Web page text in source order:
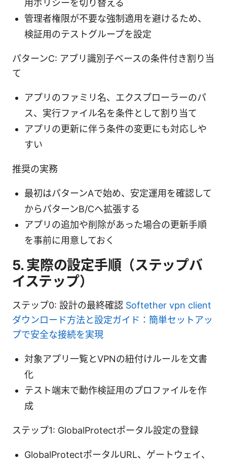
用ポリシーを切り替える
管理者権限が不要な強制適用を避けるため、
検証用のテストグループを設定
パターンC: アプリ識別子ベースの条件付き割り当
て
アプリのファミリ名、エクスプローラーのパ
ス、実行ファイル名を条件として割り当て
アプリの更新に伴う条件の変更にも対応しや
すい
推奨の実務
最初はパターンAで始め、安定運用を確認して
からパターンB/Cへ拡張する
アプリの追加や削除があった場合の更新手順
を事前に用意しておく
5. 実際の設定手順（ステップバ
イステップ）
ステップ0: 設計の最終確認 Softether vpn client
ダウンロード方法と設定ガイド：簡単セットアッ
プで安全な接続を実現
対象アプリ一覧とVPNの紐付けルールを文書
化
テスト端末で動作検証用のプロファイルを作
成
ステップ1: GlobalProtectポータル設定の登録
GlobalProtectポータルURL、ゲートウェイ、